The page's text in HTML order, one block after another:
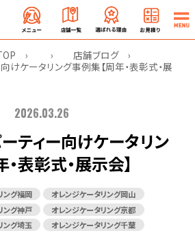
店舗ブログ
けケータリング事例集【周年・表彰式・展
2026.03.26
ティー向けケータリン
表彰式・展示会】
ング福岡
オレンジケータリング岡山
ング神戸
オレンジケータリング京都
ング埼玉
オレンジケータリング千葉